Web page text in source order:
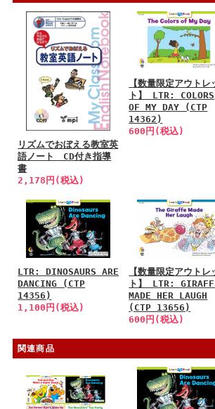
リズムでおぼえる教室英
語ノート CD付き指導
書
2,178円(税込)
【数量限定アウトレ
ト】 LTR: COLORS
OF MY DAY (CTP
14362)
600円(税込)
LTR: DINOSAURS ARE
DANCING (CTP
14356)
1,100円(税込)
【数量限定アウトレ
ト】 LTR:
MADE HER LAUGH
(CTP 13656)
600円(税込)
関連商品